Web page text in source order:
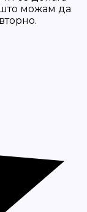
можам да